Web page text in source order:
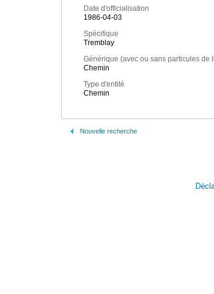
Date d'officialisation
1986-04-03
Spécifique
Tremblay
Générique (avec ou sans particules de
Chemin
Type d'entité
Chemin
Nouvelle recherche